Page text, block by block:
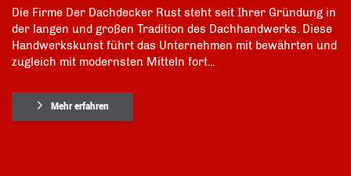
Die Firme Der Dachdecker Rust steht seit Ihrer Gründung in
der langen und großen Tradition des Dachhandwerks. Diese
Handwerkskunst führt das Unternehmen mit bewährten und
zugleich mit modernsten Mitteln fort...
Mehr erfahren